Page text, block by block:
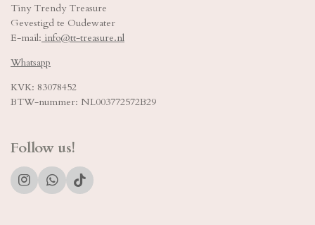
Tiny Trendy Treasure
Gevestigd te Oudewater
E-mail: info@tt-treasure.nl
Whatsapp
KVK: 83078452
BTW-nummer: NL003772572B29
Follow us!
I
n
W
h
T
i